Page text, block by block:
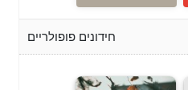
חידונים פופולריים